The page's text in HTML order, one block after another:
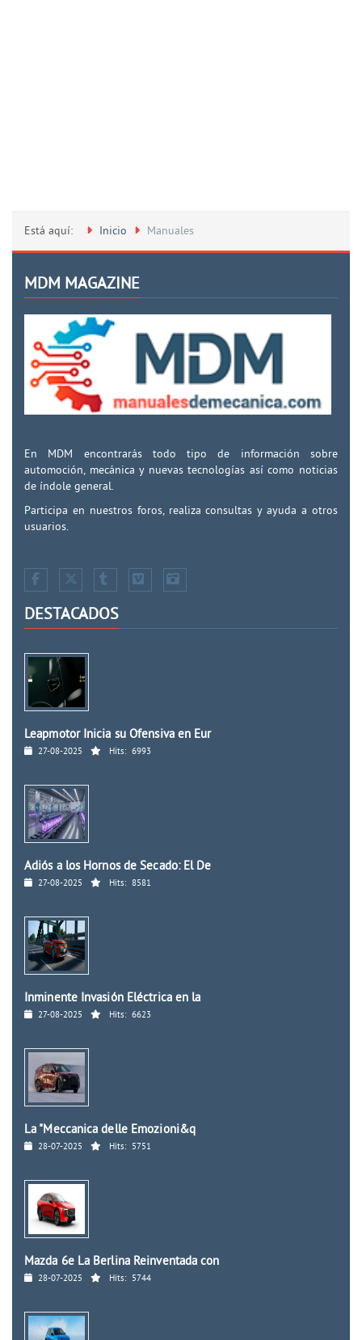
Está aquí: Inicio Manuales
MDM MAGAZINE
En MDM encontrarás todo tipo de información sobre
automoción, mecánica y nuevas tecnologías así como noticias
de índole general.
Participa en nuestros foros, realiza consultas y ayuda a otros
usuarios.
DESTACADOS
Leapmotor Inicia su Ofensiva en Eur
27-08-2025 Hits: 6993
Adiós a los Hornos de Secado: El De
27-08-2025 Hits: 8581
Inminente Invasión Eléctrica en la
27-08-2025 Hits: 6623
La "Meccanica delle Emozioni&q
28-07-2025 Hits: 5751
Mazda 6e La Berlina Reinventada con
28-07-2025 Hits: 5744